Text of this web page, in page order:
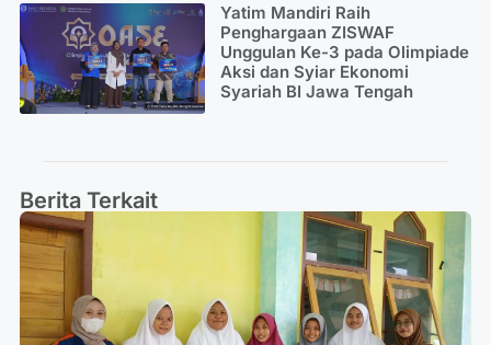
Yatim Mandiri Raih
Penghargaan ZISWAF
Unggulan Ke-3 pada Olimpiade
Aksi dan Syiar Ekonomi
Syariah BI Jawa Tengah
Berita Terkait